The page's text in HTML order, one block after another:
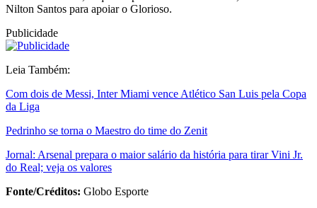
Nilton Santos para apoiar o Glorioso.
Publicidade
Leia Também:
Com dois de Messi, Inter Miami vence Atlético San Luis pela Copa
da Liga
Pedrinho se torna o Maestro do time do Zenit
Jornal: Arsenal prepara o maior salário da história para tirar Vini Jr.
do Real; veja os valores
Fonte/Créditos: Globo Esporte